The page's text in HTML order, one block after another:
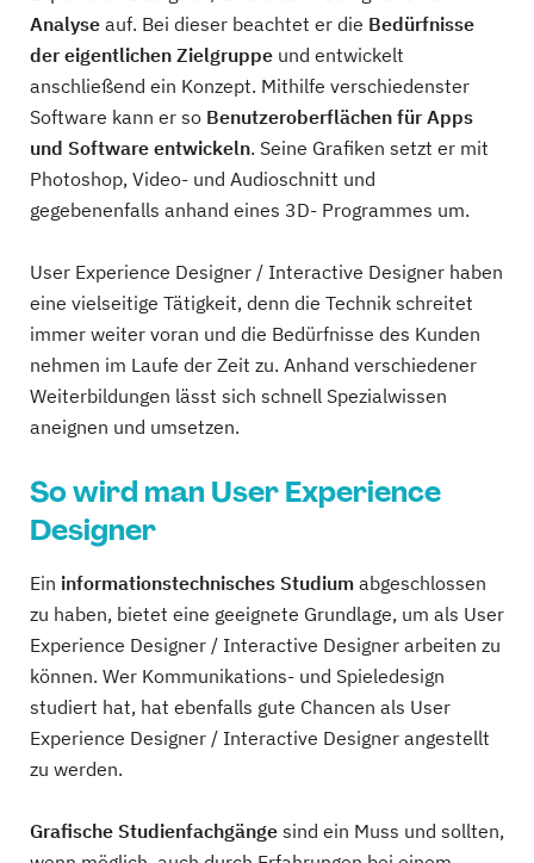
Analyse auf. Bei dieser beachtet er die Bedürfnisse
der eigentlichen Zielgruppe und entwickelt
anschließend ein Konzept. Mithilfe verschiedenster
Software kann er so Benutzeroberflächen für Apps
und Software entwickeln. Seine Grafiken setzt er mit
Photoshop, Video- und Audioschnitt und
gegebenenfalls anhand eines 3D- Programmes um.
User Experience Designer / Interactive Designer haben
eine vielseitige Tätigkeit, denn die Technik schreitet
immer weiter voran und die Bedürfnisse des Kunden
nehmen im Laufe der Zeit zu. Anhand verschiedener
Weiterbildungen lässt sich schnell Spezialwissen
aneignen und umsetzen.
So wird man User Experience
Designer
Ein informationstechnisches Studium abgeschlossen
zu haben, bietet eine geeignete Grundlage, um als User
Experience Designer / Interactive Designer arbeiten zu
können. Wer Kommunikations- und Spieledesign
studiert hat, hat ebenfalls gute Chancen als User
Experience Designer / Interactive Designer angestellt
zu werden.
Grafische Studienfachgänge sind ein Muss und sollten,